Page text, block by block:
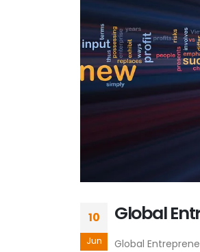
10
Jun
Global
Global